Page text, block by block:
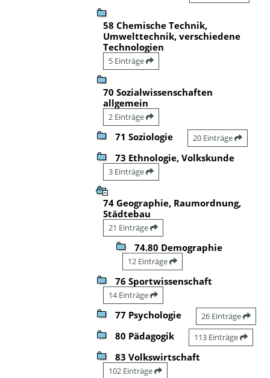
58 Chemische Technik,
Umwelttechnik, verschiedene
Technologien
5 Einträge
70 Sozialwissenschaften
allgemein
2 Einträge
71 Soziologie 20 Einträge
73 Ethnologie, Volkskunde
3 Einträge
74 Geographie, Raumordnung,
Städtebau
21 Einträge
74.80 Demographie
12 Einträge
76 Sportwissenschaft
14 Einträge
77 Psychologie 26 Einträge
80 Pädagogik 113 Einträge
83 Volkswirtschaft
102 Einträge